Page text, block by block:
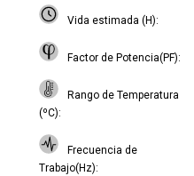
Vida estimada (H)
Factor de Potencia(PF)
Rango de Temperatura
(ºC)
Frecuencia de
Trabajo(Hz)